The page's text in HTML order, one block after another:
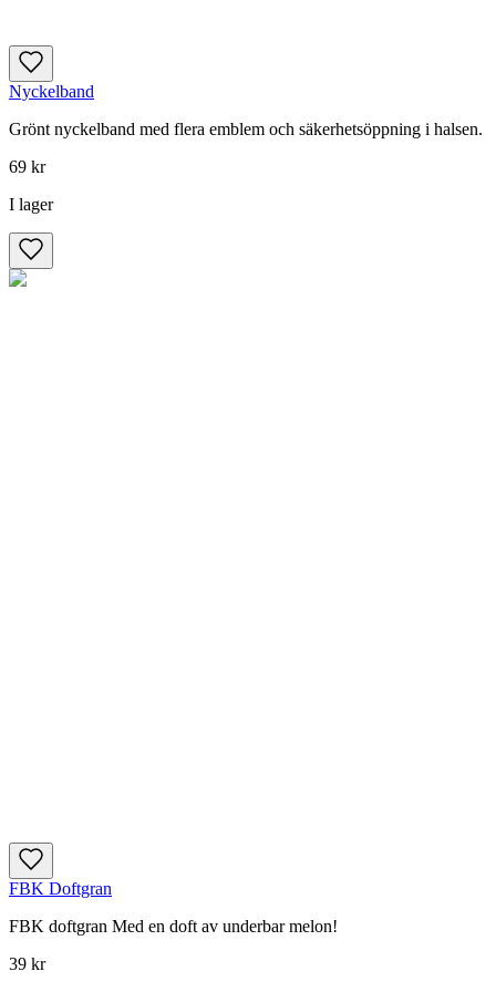
Nyckelband
Grönt nyckelband med flera emblem och säkerhetsöppning i halsen.
69 kr
I lager
FBK Doftgran
FBK doftgran Med en doft av underbar melon!
39 kr